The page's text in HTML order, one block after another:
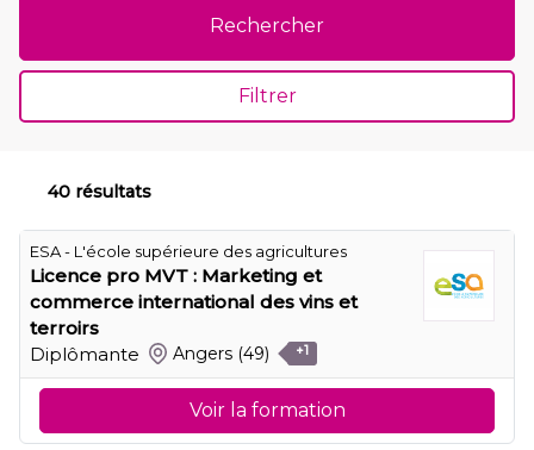
Rechercher
Filtrer
40 résultats
ESA - L'école supérieure des agricultures
Licence pro MVT : Marketing et
commerce international des vins et
terroirs
Diplômante
Angers (49) +1
Voir la formation